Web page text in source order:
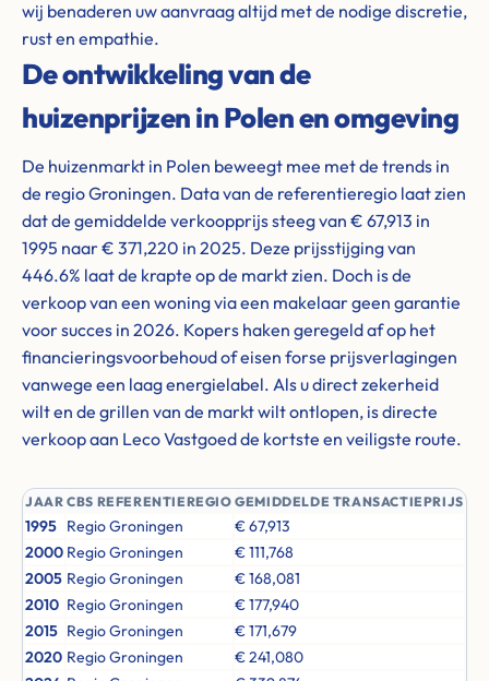
wij benaderen uw aanvraag altijd met de nodige discretie,
rust en empathie.
De ontwikkeling van de
huizenprijzen in Polen en omgeving
De huizenmarkt in Polen beweegt mee met de trends in
de regio Groningen. Data van de referentieregio laat zien
dat de gemiddelde verkoopprijs steeg van € 67,913 in
1995 naar € 371,220 in 2025. Deze prijsstijging van
446.6% laat de krapte op de markt zien. Doch is de
verkoop van een woning via een makelaar geen garantie
voor succes in 2026. Kopers haken geregeld af op het
financieringsvoorbehoud of eisen forse prijsverlagingen
vanwege een laag energielabel. Als u direct zekerheid
wilt en de grillen van de markt wilt ontlopen, is directe
verkoop aan Leco Vastgoed de kortste en veiligste route.
JAAR CBS REFERENTIEREGIO GEMIDDELDE TRANSACTIEPRIJS
1995 Regio Groningen
€ 67,913
2000 Regio Groningen
€ 111,768
2005 Regio Groningen
€ 168,081
2010 Regio Groningen
€ 177,940
2015 Regio Groningen
€ 171,679
2020 Regio Groningen
€ 241,080